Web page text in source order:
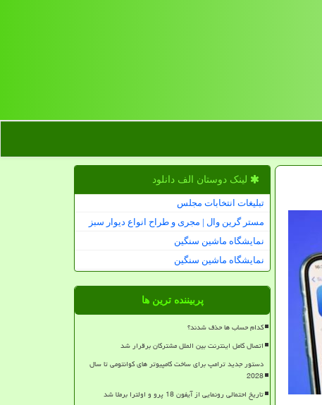
لینک دوستان الف دانلود
تبلیغات انتخابات مجلس
مستر گرین وال | مجری و طراح انواع دیوار سبز
نمایشگاه ماشین سنگین
نمایشگاه ماشین سنگین
پربیننده ترین ها
کدام حساب ها حذف شدند؟
اتصال کامل اینترنت بین الملل مشترکان برقرار شد
دستور جدید ترامپ برای ساخت کامپیوتر های کوانتومی تا سال
2028
تاریخ احتمالی رونمایی از آیفون 18 پرو و اولترا برملا شد